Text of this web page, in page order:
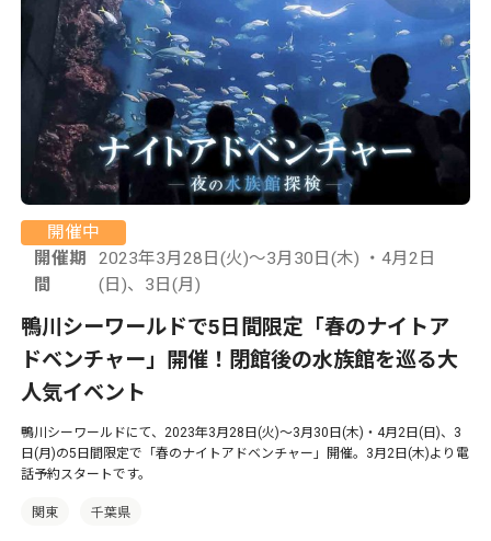
開催中
開催期
間
2023年3月28日(火)～3月30日(木) ・4月2日
(日)、3日(月)
鴨川シーワールドで5日間限定「春のナイトア
ドベンチャー」開催！閉館後の水族館を巡る大
人気イベント
鴨川シーワールドにて、2023年3月28日(火)～3月30日(木)・4月2日(日)、3
日(月)の5日間限定で「春のナイトアドベンチャー」開催。3月2日(木)より電
話予約スタートです。
関東 千葉県